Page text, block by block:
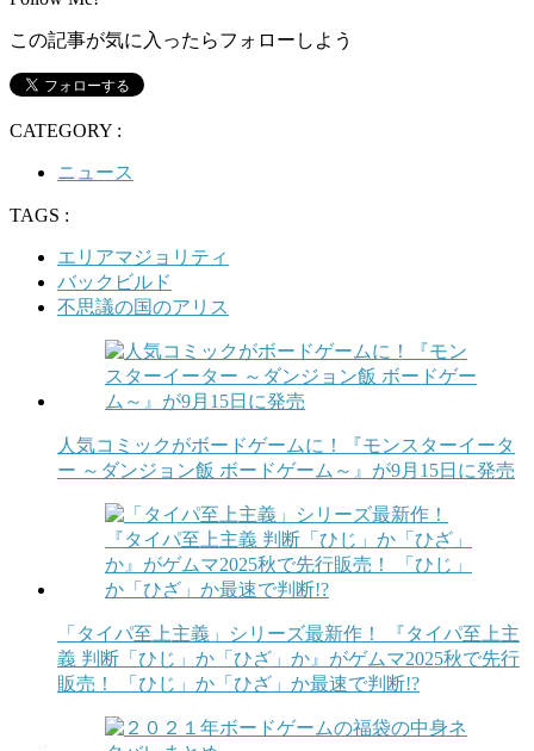
この記事が気に入ったらフォローしよう
CATEGORY :
ニュース
TAGS :
エリアマジョリティ
バックビルド
不思議の国のアリス
人気コミックがボードゲームに！『モンスターイータ
ー ～ダンジョン飯 ボードゲーム～』が9月15日に発売
「タイパ至上主義」シリーズ最新作！ 『タイパ至上主
義 判断「ひじ」か「ひざ」か』がゲムマ2025秋で先行
販売！ 「ひじ」か「ひざ」か最速で判断!?